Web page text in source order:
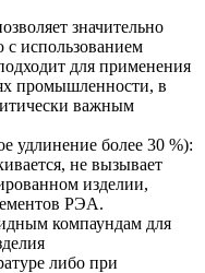
значительно
с использованием
для применения
промышленности, в
важным
удлинение более 30 %):
не вызывает
изделии,
РЭА.
компаундам для
либо при